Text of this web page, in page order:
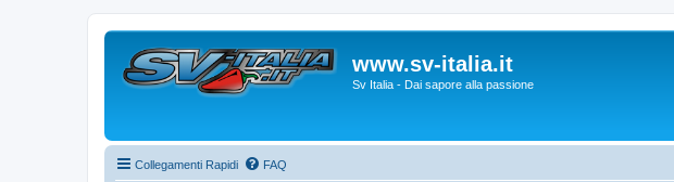
www.sv-italia.it
Sv Italia - Dai sapore alla passione
Collegamenti Rapidi FAQ